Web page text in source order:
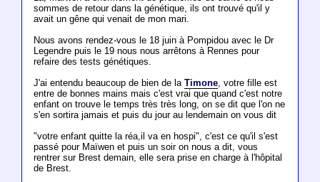
sommes de retour dans la génétique, ils ont trouvé qu'il y
avait un gêne qui venait de mon mari.
Nous avons rendez-vous le 18 juin à Pompidou avec le Dr
Legendre puis le 19 nous nous arrêtons à Rennes pour
refaire des tests génétiques.
J'ai entendu beaucoup de bien de la Timone, votre fille est
entre de bonnes mains mais c'est vrai que quand c'est notre
enfant on trouve le temps très très long, on se dit que l'on ne
s'en sortira jamais et puis du jour au lendemain on vous dit
"votre enfant quitte la réa,il va en hospi", c'est ce qu'il s'est
passé pour Maïwen et puis un soir on nous a dit, vous
rentrer sur Brest demain, elle sera prise en charge à l'hôpital
de Brest.